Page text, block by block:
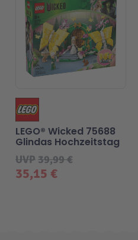
35,15 €
UVP39,99 €
LEGO® Wicked 75688
Glindas Hochzeitstag